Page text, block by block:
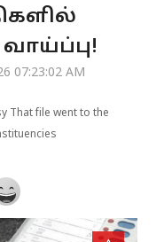
07:23:02 AM
That file went to the